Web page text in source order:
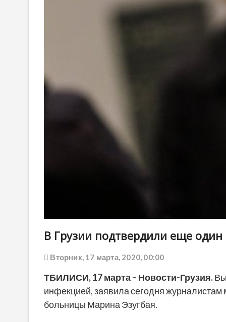
В Грузии подтвердили еще один
Вторник, 17 марта, 2020, 00:00
ТБИЛИСИ,17марта – Новости-Грузия.
инфекцией, заявила сегодня
больницы Марина Эзугбая.